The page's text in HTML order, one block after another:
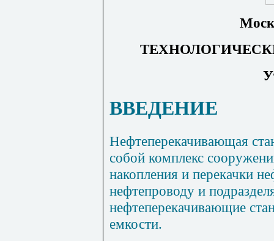
ВВЕДЕНИЕ
Нефтеперекачивающая
собой комплекс
накопления и перекачки
нефтепроводу и
нефтеперекачивающие
емкости.